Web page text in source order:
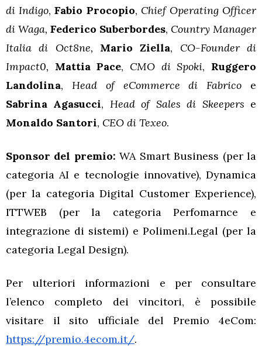
di Indigo,Fabio Procopio, Chief Operating Officer
di Waga, Federico Suberbordes, Country Manager
Italia di Oct8ne, Mario Ziella, CO-Founder di
Impact0, Mattia Pace, CMO di Spoki, Ruggero
Landolina, Head of eCommerce di Fabrico e
Sabrina Agasucci, Head of Sales di Skeepers e
Monaldo Santori, CEO di Texeo.
Sponsor del premio: WA Smart Business (per la
categoria AI e tecnologie innovative), Dynamica
(per la categoria Digital Customer Experience),
ITTWEB (per la categoria Perfomarnce e
integrazione di sistemi) e Polimeni.Legal (per la
categoria Legal Design).
Per ulteriori informazioni e per consultare
l’elenco completo dei vincitori, è possibile
visitare il sito ufficiale del Premio 4eCom:
https://premio.4ecom.it/.